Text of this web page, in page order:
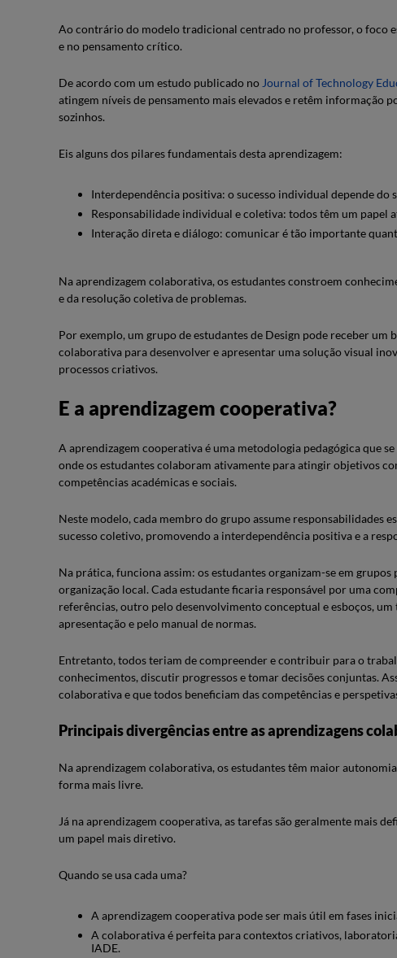
Ao contrário do modelo tradicional centrado no professor, o foco
e no pensamento crítico.
De acordo com um estudo publicado no Journal of Technology
atingem níveis de pensamento mais elevados e retêm informação
sozinhos.
Eis alguns dos pilares fundamentais desta aprendizagem:
Interdependência positiva: o sucesso individual depende do
Responsabilidade individual e coletiva: todos têm um papel
Interação direta e diálogo: comunicar é tão importante
Na aprendizagem colaborativa, os estudantes constroem
e da resolução coletiva de problemas.
Por exemplo, um grupo de estudantes de Design pode receber
colaborativa para desenvolver e apresentar uma solução visual
processos criativos.
E a aprendizagem cooperativa?
A aprendizagem cooperativa é uma metodologia pedagógica que
onde os estudantes colaboram ativamente para atingir objetivos
competências académicas e sociais.
Neste modelo, cada membro do grupo assume responsabilidades
sucesso coletivo, promovendo a interdependência positiva e a
Na prática, funciona assim: os estudantes organizam-se em
organização local. Cada estudante ficaria responsável por uma
referências, outro pelo desenvolvimento conceptual e esboços,
apresentação e pelo manual de normas.
Entretanto, todos teriam de compreender e contribuir para o
conhecimentos, discutir progressos e tomar decisões conjuntas.
colaborativa e que todos beneficiam das competências e
Principais divergências entre as aprendizagens
Na aprendizagem colaborativa, os estudantes têm maior
forma mais livre.
Já na aprendizagem cooperativa, as tarefas são geralmente mais
um papel mais diretivo.
Quando se usa cada uma?
A aprendizagem cooperativa pode ser mais útil em fases
A colaborativa é perfeita para contextos criativos,
IADE.